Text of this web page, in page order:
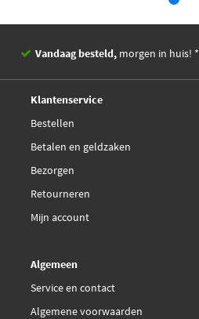
Vandaag besteld, morgen in huis! *
Klantenservice
Bestellen
Betalen en geldzaken
Bezorgen
Retourneren
Mijn account
Algemeen
Service en contact
Algemene voorwaarden